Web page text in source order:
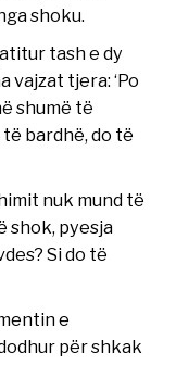
shoku.
tash e dy
vajzat tjera: ‘Po
shumë të
bardhë, do të
nuk mund të
shok, pyesja
Si do të
e
për shkak